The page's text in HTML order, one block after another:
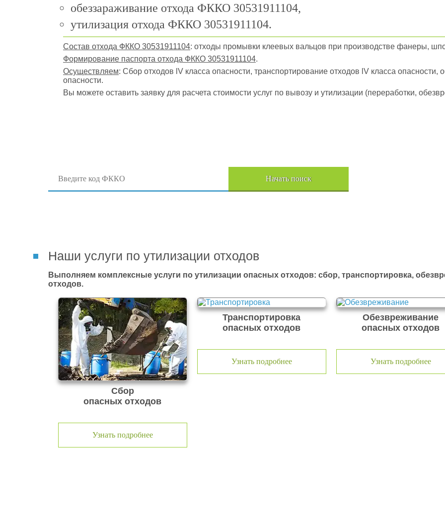
обеззараживание отхода ФККО 30531911104,
утилизация отхода ФККО 30531911104.
Состав отхода ФККО 30531911104: отходы промывки клеевых вальцов при производстве фанеры,
Формирование паспорта отхода ФККО 30531911104.
Осуществляем: Сбор отходов lV класса опасности, транспортирование отходов lV класса опасности,
опасности.
Вы можете оставить заявку для расчета стоимости услуг по вывозу и утилизации (переработки,
Начать поиск
Наши услуги по утилизации отходов
Выполняем комплексные услуги по утилизации опасных отходов: сбор, транспортировка,
отходов.
Сбор
опасных отходов
Узнать подробнее
Транспортировка
опасных отходов
Узнать подробнее
Обезвреживание
опасных отходов
Узнать подробнее